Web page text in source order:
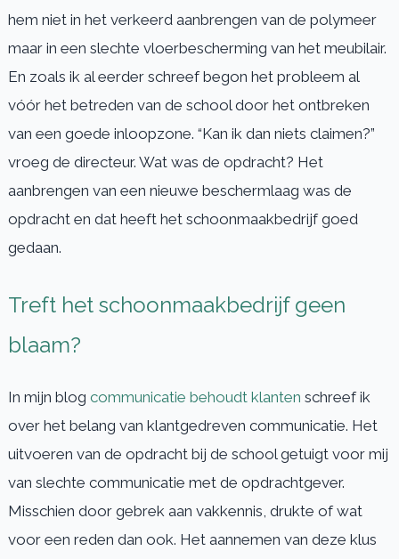
hem niet in het verkeerd aanbrengen van de polymeer
maar in een slechte vloerbescherming van het meubilair.
En zoals ik al eerder schreef begon het probleem al
vóór het betreden van de school door het ontbreken
van een goede inloopzone. “Kan ik dan niets claimen?”
vroeg de directeur. Wat was de opdracht? Het
aanbrengen van een nieuwe beschermlaag was de
opdracht en dat heeft het schoonmaakbedrijf goed
gedaan.
Treft het schoonmaakbedrijf geen
blaam?
In mijn blog communicatie behoudt klanten schreef ik
over het belang van klantgedreven communicatie. Het
uitvoeren van de opdracht bij de school getuigt voor mij
van slechte communicatie met de opdrachtgever.
Misschien door gebrek aan vakkennis, drukte of wat
voor een reden dan ook. Het aannemen van deze klus